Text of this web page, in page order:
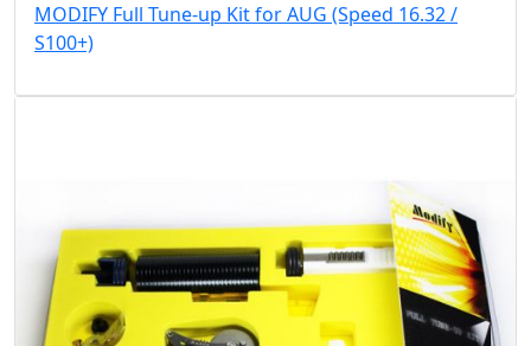
MODIFY Full Tune-up Kit for AUG (Speed 16.32 /
S100+)